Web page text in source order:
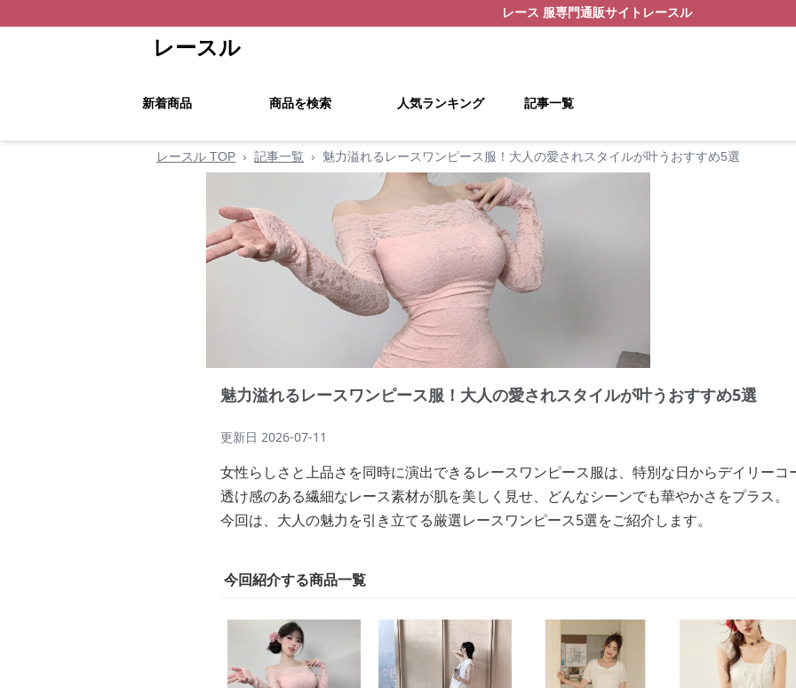
レース 服専門通販サイト レースル
レースル
新着商品 商品を検索 人気ランキング 記事一覧
レースル TOP › 記事一覧 › 魅力溢れるレースワンピース服！大人の愛されスタイルが叶うおすすめ5選
魅力溢れるレースワンピース服！大人の愛されスタイルが叶うおすすめ5選
更新日 2026-07-11
女性らしさと上品さを同時に演出できるレースワンピース服は、特別な日からデイリー
透け感のある繊細なレース素材が肌を美しく見せ、どんなシーンでも華やかさをプラス。
今回は、大人の魅力を引き立てる厳選レースワンピース5選をご紹介します。
今回紹介する商品一覧